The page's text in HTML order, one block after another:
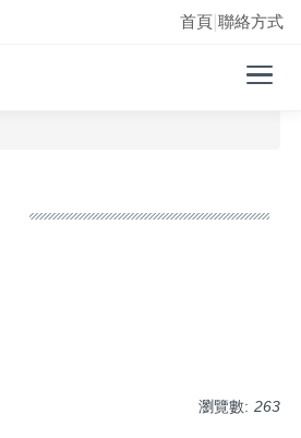
首頁 聯絡方式
瀏覽數: 263